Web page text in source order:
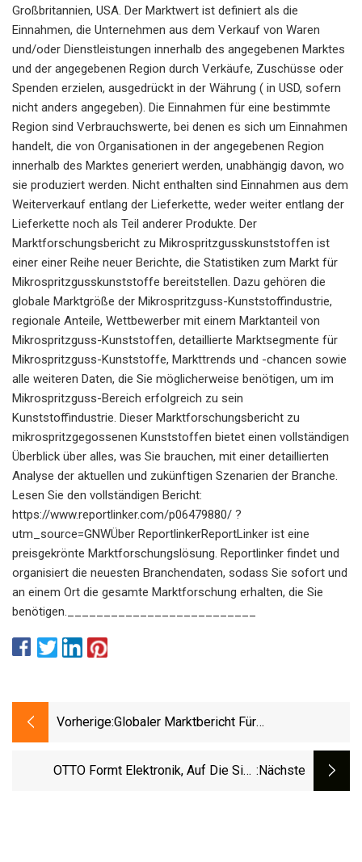
Großbritannien, USA. Der Marktwert ist definiert als die
Einnahmen, die Unternehmen aus dem Verkauf von Waren
und/oder Dienstleistungen innerhalb des angegebenen Marktes
und der angegebenen Region durch Verkäufe, Zuschüsse oder
Spenden erzielen, ausgedrückt in der Währung ( in USD, sofern
nicht anders angegeben). Die Einnahmen für eine bestimmte
Region sind Verbrauchswerte, bei denen es sich um Einnahmen
handelt, die von Organisationen in der angegebenen Region
innerhalb des Marktes generiert werden, unabhängig davon, wo
sie produziert werden. Nicht enthalten sind Einnahmen aus dem
Weiterverkauf entlang der Lieferkette, weder weiter entlang der
Lieferkette noch als Teil anderer Produkte. Der
Marktforschungsbericht zu Mikrospritzgusskunststoffen ist
einer einer Reihe neuer Berichte, die Statistiken zum Markt für
Mikrospritzgusskunststoffe bereitstellen. Dazu gehören die
globale Marktgröße der Mikrospritzguss-Kunststoffindustrie,
regionale Anteile, Wettbewerber mit einem Marktanteil von
Mikrospritzguss-Kunststoffen, detaillierte Marktsegmente für
Mikrospritzguss-Kunststoffe, Markttrends und -chancen sowie
alle weiteren Daten, die Sie möglicherweise benötigen, um im
Mikrospritzguss-Bereich erfolgreich zu sein
Kunststoffindustrie. Dieser Marktforschungsbericht zu
mikrospritzgegossenen Kunststoffen bietet einen vollständigen
Überblick über alles, was Sie brauchen, mit einer detaillierten
Analyse der aktuellen und zukünftigen Szenarien der Branche.
Lesen Sie den vollständigen Bericht:
https://www.reportlinker.com/p06479880/ ?
utm_source=GNWÜber ReportlinkerReportLinker ist eine
preisgekrönte Marktforschungslösung. Reportlinker findet und
organisiert die neuesten Branchendaten, sodass Sie sofort und
an einem Ort die gesamte Marktforschung erhalten, die Sie
benötigen.__________________________
Vorherige:Globaler Marktbericht Für
OTTO Formt Elektronik, Auf Die Sich :nächste